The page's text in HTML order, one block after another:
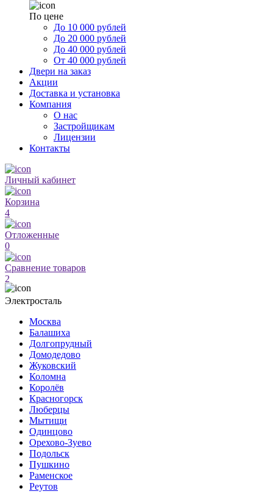
По цене
До 10 000 рублей
До 20 000 рублей
До 40 000 рублей
От 40 000 рублей
Двери на заказ
Акции
Доставка и установка
Компания
О нас
Застройщикам
Лицензии
Контакты
Личный кабинет
Корзина
4
Отложенные
0
Сравнение товаров
2
Электросталь
Москва
Балашиха
Долгопрудный
Домодедово
Жуковский
Коломна
Королёв
Красногорск
Люберцы
Мытищи
Одинцово
Орехово-Зуево
Подольск
Пушкино
Раменское
Реутов